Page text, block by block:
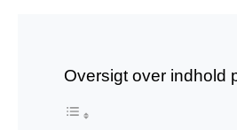
Oversigt over indhold